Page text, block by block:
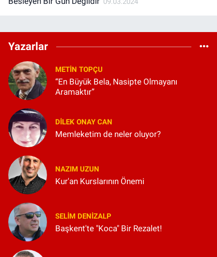
Yazarlar
METIN TOPÇU
“En Büyük Bela, Nasipte Olmayanı
Aramaktır”
DILEK ONAY CAN
Memleketim de neler oluyor?
NAZIM UZUN
Kur'an Kurslarının Önemi
SELIM DENİZALP
Başkent'te "Koca" Bir Rezalet!